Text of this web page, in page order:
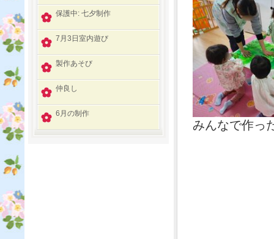
みんなで作っ
保護中: 七夕制作
7月3日室内遊び
製作あそび
仲良し
6月の制作